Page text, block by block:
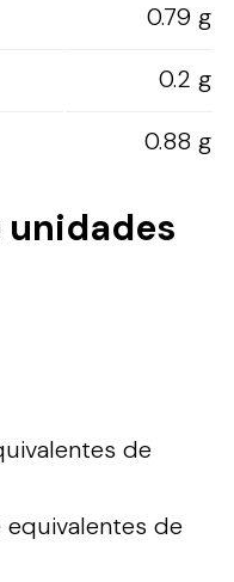
0.79 g
0.2 g
0.88 g
de
equivalentes de